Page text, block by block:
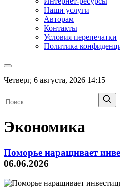
Наши услуги
Авторам
Контакты
Условия перепечатки
Политика
Четверг, 6 августа, 2026 14:15
Экономика
Поморье наращивает
06.06.2026